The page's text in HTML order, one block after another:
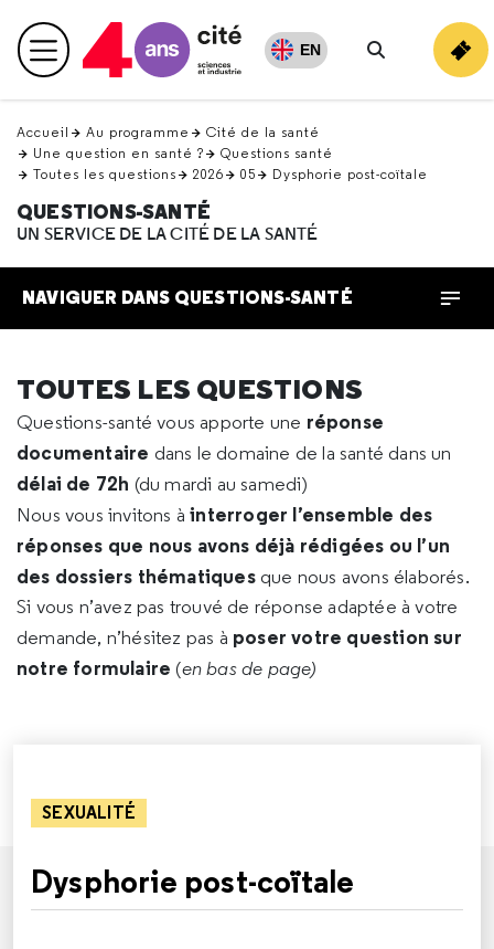
en
haut Menu principal EN
Rechercher
Accueil Au programme
Cité de la santé
Une question en santé ?
Questions santé
Toutes les questions
2026 05 Dysphorie post-coïtale
QUESTIONS-SANTÉ
UN SERVICE DE LA CITÉ DE LA SANTÉ
NAVIGUER DANS QUESTIONS-SANTÉ
TOUTES LES QUESTIONS
Questions-santé vous apporte une réponse
documentaire dans le domaine de la santé dans un
délai de 72h (du mardi au samedi)
Nous vous invitons àinterroger l’ensemble des
réponses que nous avons déjà rédigées ou l’un
des dossiers thématiques que nous avons élaborés.
Si vous n’avez pas trouvé de réponse adaptée à votre
demande, n’hésitez pas à poser votre question sur
notre formulaire (en bas de page)
SEXUALITÉ
Dysphorie post-coïtale